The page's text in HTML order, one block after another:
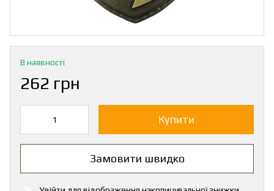
В наявності
262 грн
Купити
Замовити швидко